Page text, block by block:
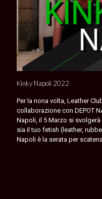
Kinky Napoli 2022
Per la nona volta, Leather
collaborazione con DEPOT
Napoli, il 5 Marzo si svolgerà
sia il tuo fetish (leather,
Napoli è la serata per